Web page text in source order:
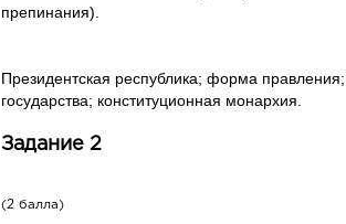
препинания).
Президентская республика; форма
государства; конституционная монархия.
Задание 2
(2 балла)